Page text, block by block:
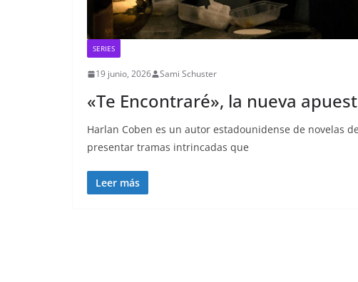
SERIES
19 junio, 2026 Sami Schuster
«Te Encontraré», la nueva
Harlan Coben es un autor estadounidense de novelas
presentar tramas intrincadas que
Leer más